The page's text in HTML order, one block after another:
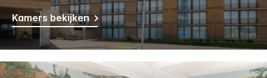
Kamers bekijken